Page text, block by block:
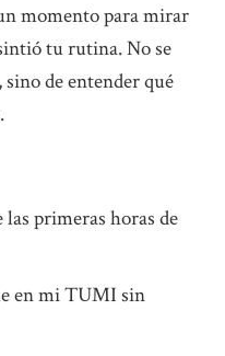
momento para mirar
tu rutina. No se
de entender qué
primeras horas de
en mi TUMI sin